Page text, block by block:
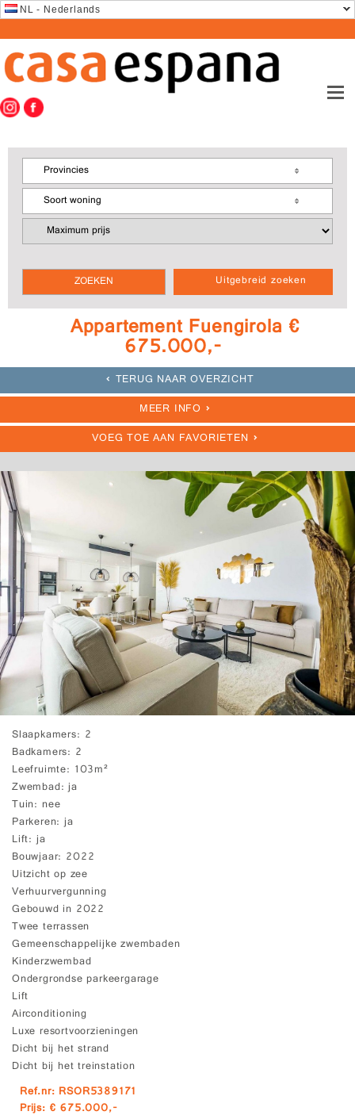
NL - Nederlands
Uitgebreid zoeken
Provincies
Soort woning
Appartement Fuengirola €
675.000,-
TERUG NAAR OVERZICHT
MEER INFO
VOEG TOE AAN FAVORIETEN
Slaapkamers 2
Badkamers 2
Leefruimte 103m²
Zwembad ja
Tuin nee
Parkeren ja
Lift ja
Bouwjaar 2022
Uitzicht op zee
Verhuurvergunning
Gebouwd in 2022
Twee terrassen
Gemeenschappelijke zwembaden
Kinderzwembad
Ondergrondse parkeergarage
Lift
Airconditioning
Luxe resortvoorzieningen
Dicht bij het strand
Dicht bij het treinstation
Ref.nr: RSOR5389171
Prijs: € 675.000,-